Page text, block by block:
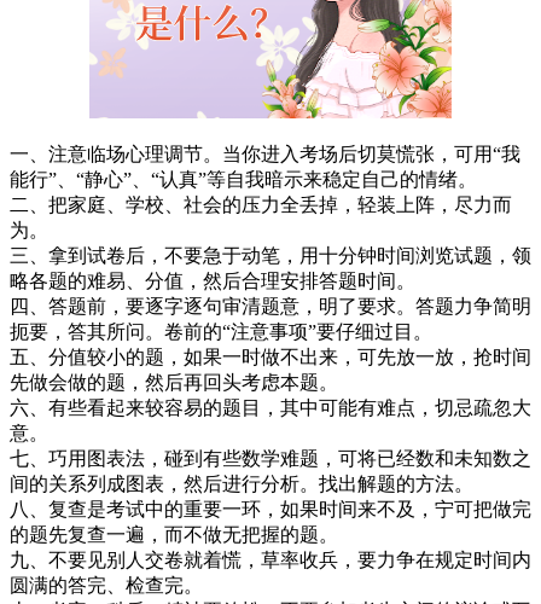
一、注意临场心理调节。当你进入考场后切莫慌张，可用“我
能行”、“静心”、“认真”等自我暗示来稳定自己的情绪。
二、把家庭、学校、社会的压力全丢掉，轻装上阵，尽力而
为。
三、拿到试卷后，不要急于动笔，用十分钟时间浏览试题，领
略各题的难易、分值，然后合理安排答题时间。
四、答题前，要逐字逐句审清题意，明了要求。答题力争简明
扼要，答其所问。卷前的“注意事项”要仔细过目。
五、分值较小的题，如果一时做不出来，可先放一放，抢时间
先做会做的题，然后再回头考虑本题。
六、有些看起来较容易的题目，其中可能有难点，切忌疏忽大
意。
七、巧用图表法，碰到有些数学难题，可将已经数和未知数之
间的关系列成图表，然后进行分析。找出解题的方法。
八、复查是考试中的重要一环，如果时间来不及，宁可把做完
的题先复查一遍，而不做无把握的题。
九、不要见别人交卷就着慌，草率收兵，要力争在规定时间内
圆满的答完、检查完。